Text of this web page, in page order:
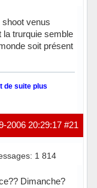
venus
trurquie semble
soit présent
de suite plus
#21
2006 20:29:17
1 814
Dimanche?